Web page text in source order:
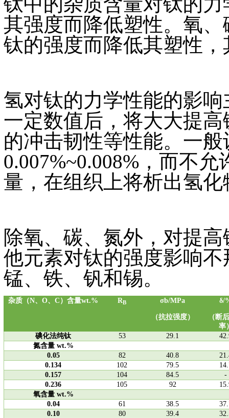
其强度而降低塑性。氧
钛的强度而降低其塑性
氢对钛的力学性能的影
一定数值后，将大大提
的冲击韧性等性能。一
0.007%~0.008%，而不
量，在组织上将析出氢
除氧、碳、氮外，对提
他元素对钛的强度影响
锰、铁、钒和锡。
杂质（N、 O、 C ）含量wt.% RB σb/MPa
（抗拉强度）
δ/
（断
率
碘化法纯钛
53 29.1
氮含量wt.%
0.05
82 40.8
0.134
102 79.5
0.157
104 84.5
-
0.236
105 92
氧含量wt.%
0.04
61 38.5
0.10
80 39.4